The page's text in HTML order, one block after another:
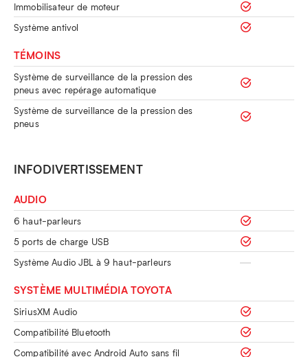
Immobilisateur de moteur
Système antivol
TÉMOINS
Système de surveillance de la pression des
pneus avec repérage automatique
Système de surveillance de la pression des
pneus
INFODIVERTISSEMENT
AUDIO
6 haut-parleurs
5 ports de charge USB
Système Audio JBL à 9 haut-parleurs
SYSTÈME MULTIMÉDIA TOYOTA
SiriusXM Audio
Compatibilité Bluetooth
Compatibilité avec Android Auto sans fil